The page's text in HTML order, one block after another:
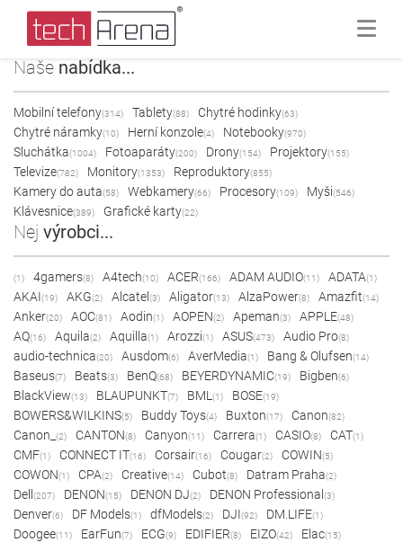
Naše nabídka...
Mobilní telefony(314) Tablety(88) Chytré hodinky(63)
Chytré náramky(10) Herní konzole(4) Notebooky(970)
Sluchátka(1004) Fotoaparáty(200) Drony(154) Projektory(155)
Televize(782) Monitory(1353) Reproduktory(855)
Kamery do auta(58) Webkamery(66) Procesory(109) Myši(546)
Klávesnice(389) Grafické karty(22)
Nej výrobci...
(1) 4gamers(8) A4tech(10) ACER(166) ADAM AUDIO(11) ADATA(1)
AKAI(19) AKG(2) Alcatel (3) Aligator(13) AlzaPower(8) Amazfit(14)
Anker(20) AOC(81) Aodin(1) AOPEN(2) Apeman(3) APPLE(48)
AQ(16) Aquila(2) Aquilla(1) Arozzi(1) ASUS(473) Audio Pro(8)
audio-technica(20) Ausdom(6) AverMedia(1) Bang & Olufsen(14)
Baseus(7) Beats(3) BenQ(68) BEYERDYNAMIC(19) Bigben(6)
BlackView(13) BLAUPUNKT(7) BML (1) BOSE(19)
BOWERS&WILKINS(5) Buddy Toys(4) Buxton(17) Canon(82)
Canon_ (2) CANTON(8) Canyon(11) Carrera(1) CASIO(8) CAT(1)
CMF(1) CONNECT IT(16) Corsair(16) Cougar(2) COWIN(5)
COWON(1) CPA(2) Creative(14) Cubot(8) Datram Praha(2)
Dell (207) DENON(15) DENON DJ(2) DENON Professional (3)
Denver(6) DF Models(1) dfModels(2) DJI(92) DM.LIFE(1)
Doogee(11) EarFun(7) ECG(9) EDIFIER(8) EIZO(42) Elac(15)